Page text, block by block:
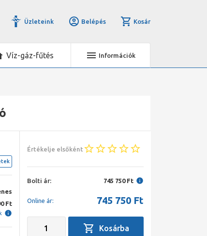
Üzleteink Belépés Kosár
Víz-gáz-fűtés Információk
Ft
Értékelje elsőként
Bolti ár: 745 750 Ft
Online ár: 745 750 Ft